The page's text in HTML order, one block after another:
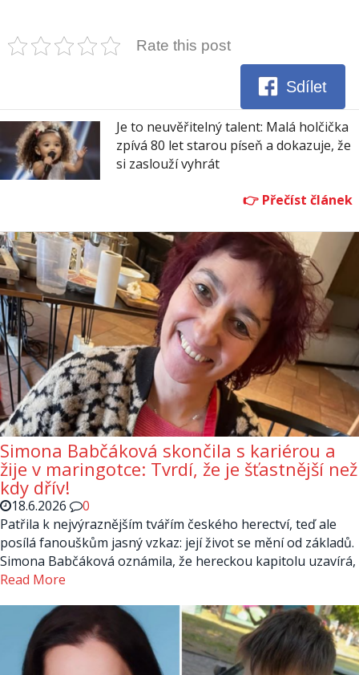
Rate this post
Sdílet
Je to neuvěřitelný talent: Malá holčička
zpívá 80 let starou píseň a dokazuje, že
si zaslouží vyhrát
Simona Babčáková skončila s kariérou a
žije v maringotce: Tvrdí, že je šťastnější než
kdy dřív!
18.6.2026
0
Patřila k nejvýraznějším tvářím českého herectví, teď ale
posílá fanouškům jasný vzkaz: její život se mění od základů.
Simona Babčáková oznámila, že hereckou kapitolu uzavírá,
Read More